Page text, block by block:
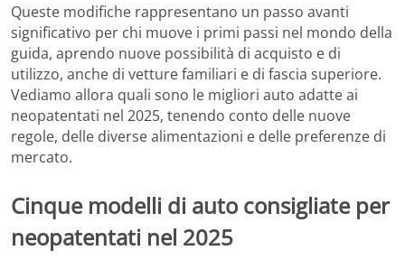
Queste modifiche rappresentano un passo avanti
significativo per chi muove i primi passi nel mondo della
guida, aprendo nuove possibilità di acquisto e di
utilizzo, anche di vetture familiari e di fascia superiore.
Vediamo allora quali sono le migliori auto adatte ai
neopatentati nel 2025, tenendo conto delle nuove
regole, delle diverse alimentazioni e delle preferenze di
mercato.
Cinque modelli di auto consigliate per
neopatentati nel 2025